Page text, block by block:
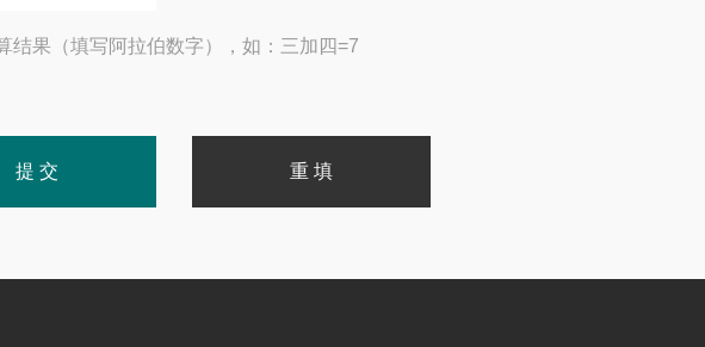
结果（填写阿拉伯数字），如：三加四=7